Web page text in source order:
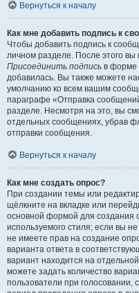
Вернуться к началу
Как мне добавить подпись к
Чтобы добавить подпись к
личном разделе. После этого
Присоединить подпись в форме
добавилась. Вы также можете
умолчанию ко всем вашим
параграфе «Отправка
разделе. Несмотря на это, вы
отдельных сообщениях, убрав
отправки сообщения.
Вернуться к началу
Как мне создать опрос?
При создании темы или
щёлкните на вкладке или
основной формой для создания
используемого стиля; если вы
не имеете прав на создание
варианта ответа в
вариант находится на
можете задать количество
пользователи при